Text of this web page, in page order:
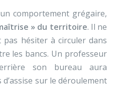
comportement grégaire,
» du territoire. Il ne
hésiter à circuler dans
les bancs. Un professeur
son bureau aura
sur le déroulement